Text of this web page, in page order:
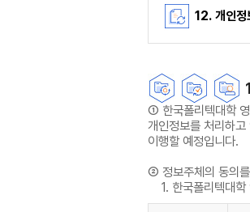
12. 개인정
① 한국폴리텍대학
개인정보를 처리하
이행할 예정입니다.
② 정보주체의 동의
1. 한국폴리텍대학